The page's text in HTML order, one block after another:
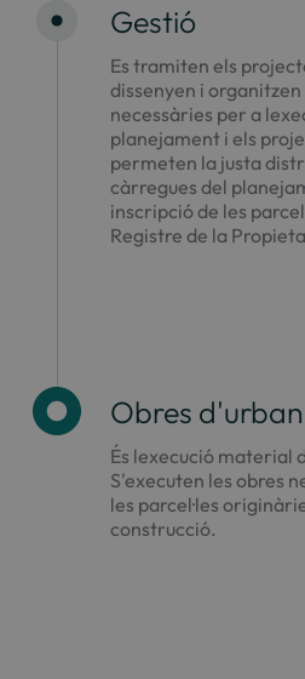
Gestió
Es tramiten els
dissenyen i
necessàries per a
planejament i els
permeten la justa
càrregues del
inscripció de les
Registre de la
Obres
És lexecució material
S'executen les obres
les parcel·les
construcció.